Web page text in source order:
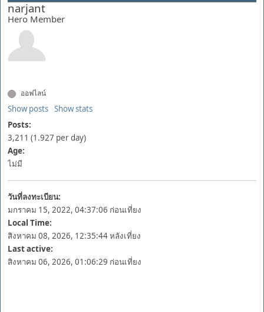
narjant
Hero Member
ออฟไลน์
Show posts Show stats
Posts:
3,211 (1.927 per day)
Age:
ไม่มี
วันที่ลงทะเบียน:
มกราคม 15, 2022, 04:37:06 ก่อนเที่ยง
Local Time:
สิงหาคม 08, 2026, 12:35:44 หลังเที่ยง
Last active:
สิงหาคม 06, 2026, 01:06:29 ก่อนเที่ยง